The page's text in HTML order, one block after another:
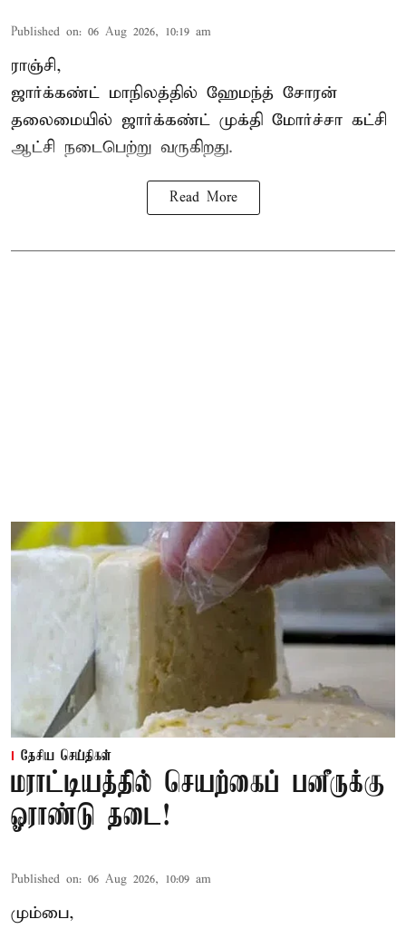
Published on: 06 Aug 2026, 10:19 am
ராஞ்சி,
ஜார்க்கண்ட் மாநிலத்தில் ஹேமந்த் சோரன்
தலைமையில் ஜார்க்கண்ட் முக்தி மோர்ச்சா கட்சி
ஆட்சி நடைபெற்று வருகிறது.
Read More
தேசிய செய்திகள்
மராட்டியத்தில் செயற்கைப் பனீருக்கு
ஓராண்டு தடை!
Published on: 06 Aug 2026, 10:09 am
மும்பை,